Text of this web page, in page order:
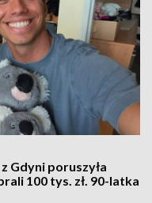
Gdyni poruszyła
100 tys. zł. 90-latka